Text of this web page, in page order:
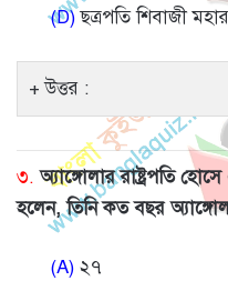
(D)ছত্রপতি শিবাজী
উত্তর :
৩. অ্যাঙ্গোলার রাষ্ট্রপতি
হলেন, তিনি কত বছর
(A) ২৭